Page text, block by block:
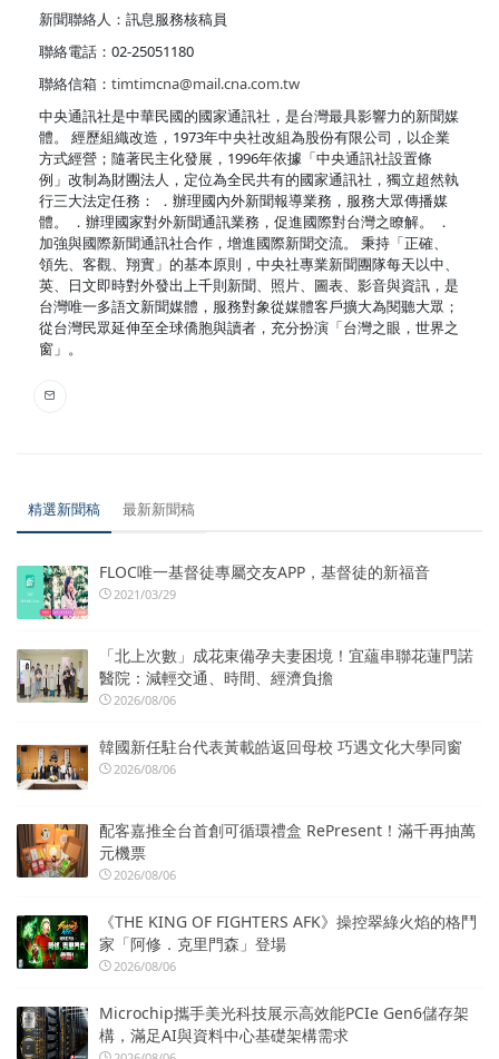
新聞聯絡人：訊息服務核稿員
聯絡電話：02-25051180
聯絡信箱： timtimcna@mail.cna.com.tw
中央通訊社是中華民國的國家通訊社，是台灣最具影響力的新聞媒
體。 經歷組織改造，1973年中央社改組為股份有限公司，以企業
方式經營；隨著民主化發展，1996年依據「中央通訊社設置條
例」改制為財團法人，定位為全民共有的國家通訊社，獨立超然執
行三大法定任務： ．辦理國內外新聞報導業務，服務大眾傳播媒
體。 ．辦理國家對外新聞通訊業務，促進國際對台灣之瞭解。 ．
加強與國際新聞通訊社合作，增進國際新聞交流。 秉持「正確、
領先、客觀、翔實」的基本原則，中央社專業新聞團隊每天以中、
英、日文即時對外發出上千則新聞、照片、圖表、影音與資訊，是
台灣唯一多語文新聞媒體，服務對象從媒體客戶擴大為閱聽大眾；
從台灣民眾延伸至全球僑胞與讀者，充分扮演「台灣之眼，世界之
窗」。
精選新聞稿 最新新聞稿
FLOC唯一基督徒專屬交友APP，基督徒的新福音
2021/03/29
「北上次數」成花東備孕夫妻困境！宜蘊串聯花蓮門諾
醫院：減輕交通、時間、經濟負擔
2026/08/06
韓國新任駐台代表黃載皓返回母校 巧遇文化大學同窗
2026/08/06
配客嘉推全台首創可循環禮盒 RePresent！滿千再抽萬
元機票
2026/08/06
《THE KING OF FIGHTERS AFK》操控翠綠火焰的格鬥
家「阿修．克里門森」登場
2026/08/06
Microchip攜手美光科技展示高效能PCIe Gen6儲存架
構，滿足AI與資料中心基礎架構需求